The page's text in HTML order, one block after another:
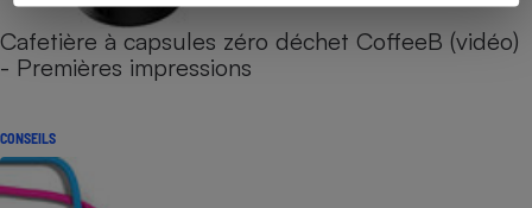
Cafetière à capsules zéro déchet CoffeeB (vidéo)
- Premières impressions
CONSEILS